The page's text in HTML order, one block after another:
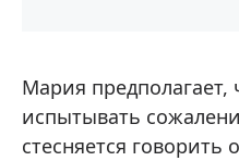
Мария
испытывать
стесняется говорить